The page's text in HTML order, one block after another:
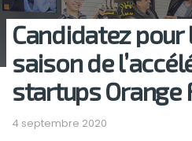
Candidatez pour
saison de
startups Orange
4 septembre 2020